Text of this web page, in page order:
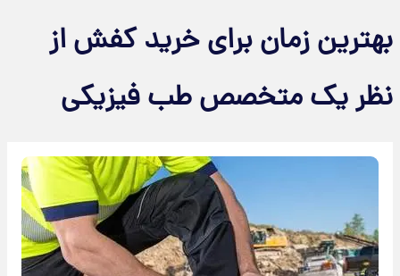
بهترین زمان برای خرید کفش از
نظر یک متخصص طب فیزیکی